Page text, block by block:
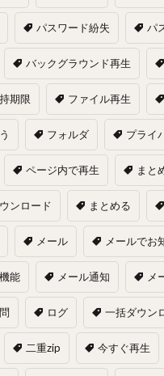
パスワード紛失 パ
バックグラウンド再生
期限 ファイル再生
フォルダ プライ
ページ内で再生 まと
ンロード まとめる
メール メールでお
能 メール通知 メ
ログ 一括ダウン
二重zip 今すぐ再生